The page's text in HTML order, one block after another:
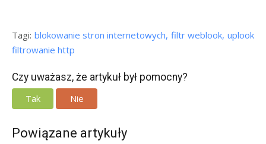
Tagi: blokowanie stron internetowych filtr weblook uplook
filtrowanie http
Czy uważasz, że artykuł był pomocny?
Tak
Nie
Powiązane artykuły